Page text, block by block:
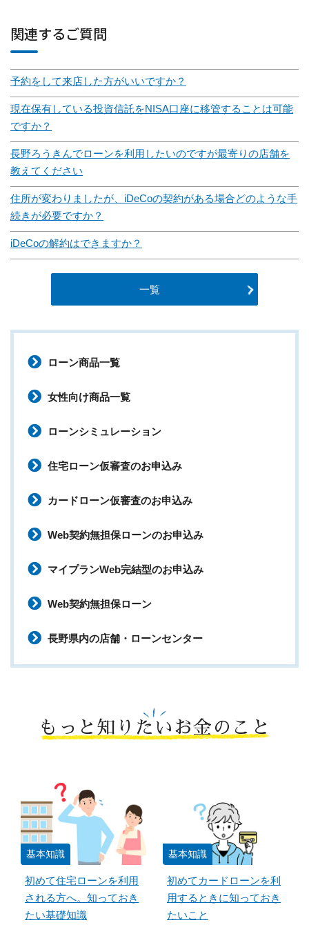
関連するご質問
予約をして来店した方がいいですか？
現在保有している投資信託をNISA口座に移管することは可能
ですか？
長野ろうきんでローンを利用したいのですが最寄りの店舗を
教えてください
住所が変わりましたが、iDeCoの契約がある場合どのような手
続きが必要ですか？
iDeCoの解約はできますか？
一覧
ローン商品一覧
女性向け商品一覧
ローンシミュレーション
住宅ローン仮審査のお申込み
カードローン仮審査のお申込み
Web契約無担保ローンのお申込み
マイプランWeb完結型のお申込み
Web契約無担保ローン
長野県内の店舗・ローンセンター
もっと知りたいお金のこと
基本知識
初めて住宅ローンを利用
される方へ。知っておき
たい基礎知識
基本知識
初めてカードローンを利
用するときに知っておき
たいこと